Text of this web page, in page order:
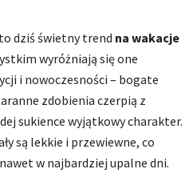
to dziś świetny trend na wakacje
wyróżniają się one
i nowoczesności – bogate
zdobienia czerpią z
sukience wyjątkowy charakter.
są lekkie i przewiewne, co
w najbardziej upalne dni.